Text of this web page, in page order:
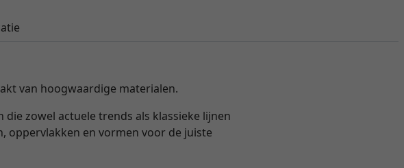
van hoogwaardige materialen.
zowel actuele trends als klassieke lijnen
oppervlakken en vormen voor de juiste